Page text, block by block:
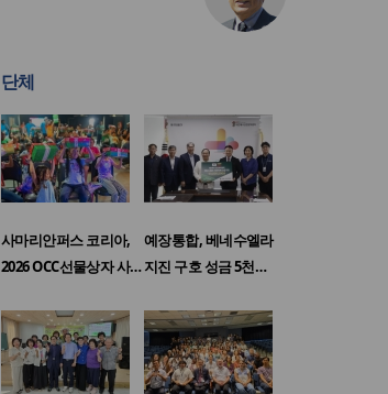
단체
사마리안퍼스 코리아,
2026 OCC선물상자 사…
예장통합, 베네수엘라
지진 구호 성금 5천…